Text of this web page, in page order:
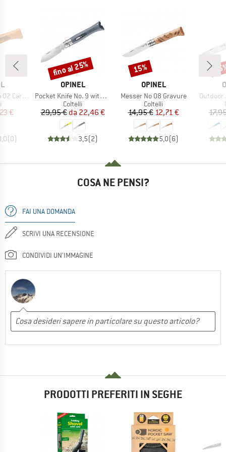
Carbon
di prodotti
ridotto
€
(0)
MARCHIO
OPINEL
Articolo
Pocket Knife No. 9 with Screwdriver
Gruppo di prodotti
Coltelli
Prezzo
29,95 € Prezzo ridotto
da 22,46 €
3,5(2)
Sconto
fino al 25%
MARCHIO
OPINEL
Articolo
Messer No 08 Gravure
Gruppo di prodotti
Coltelli
Prezzo
14,95 €Prezzo ridotto
12,71 €
5,0(6)
Sconto
15%
Articolo
Outdoor
COSA NE PENSI?
FAI UNA DOMANDA
SCRIVI UNA RECENSIONE
CONDIVIDI UN'IMMAGINE
PRODOTTI PREFERITI IN SEGHE